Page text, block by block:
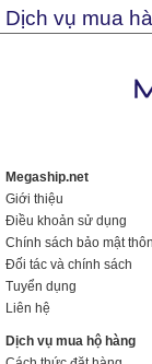
Dịch vụ mua
Megaship.net
Giới thiệu
Điều khoản sử dụng
Chính sách bảo mật
Đối tác và chính sách
Tuyển dụng
Liên hệ
Dịch vụ mua hộ hàng